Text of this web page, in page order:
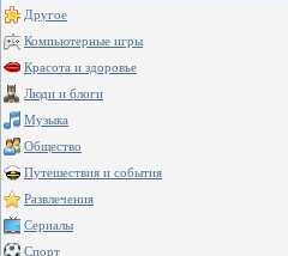
Другое
Компьютерные игры
Красота и здоровье
Люди и блоги
Музыка
Общество
Путешествия и события
Развлечения
Сериалы
Спорт